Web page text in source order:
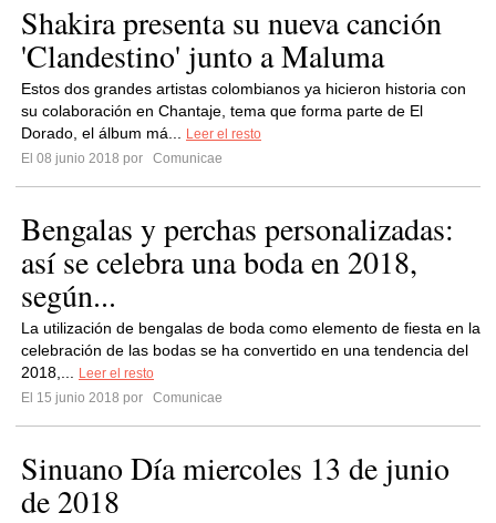
Shakira presenta su nueva canción
'Clandestino' junto a Maluma
Estos dos grandes artistas colombianos ya hicieron historia con
su colaboración en Chantaje, tema que forma parte de El
Dorado, el álbum má...
Leer el resto
El 08 junio 2018 por
Comunicae
Bengalas y perchas personalizadas:
así se celebra una boda en 2018,
según...
La utilización de bengalas de boda como elemento de fiesta en la
celebración de las bodas se ha convertido en una tendencia del
2018,...
Leer el resto
El 15 junio 2018 por
Comunicae
Sinuano Día miercoles 13 de junio
de 2018